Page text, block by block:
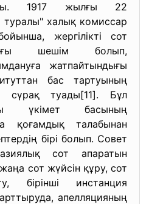
1917 жылғы 22
халық комиссар
жергілікті сот
шешім болып,
жатпайтындығы
бас тартуының
сүрақ туады[11]. Бұл
үкімет басының
қоғамдық талабынан
бірі болып. Совет
сот апаратын
сот жүйсін құру, сот
бірінші инстанция
апелляцияның